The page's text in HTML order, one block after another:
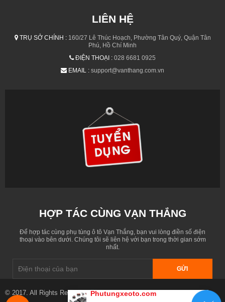
LIÊN HỆ
TRỤ SỞ CHÍNH :160/27 Lê Thúc Hoạch, Phường Tân Quý, Quận Tân
Phú, Hồ Chí Minh
ĐIỆN THOẠI : 028 6681 0925
EMAIL : support@vanthang.com.vn
HỢP TÁC CÙNG VẠN THẮNG
Để hợp tác cùng phụ tùng ô tô Vạn Thắng, bạn vui lòng điền số điện
thoại vào bên dưới. Chúng tôi sẽ liên hệ với bạn trong thời gian sớm
nhất.
GỬI
© 2017. All Rights Reserved. Designed byphutungxeoto.com
Phutungxeoto.com